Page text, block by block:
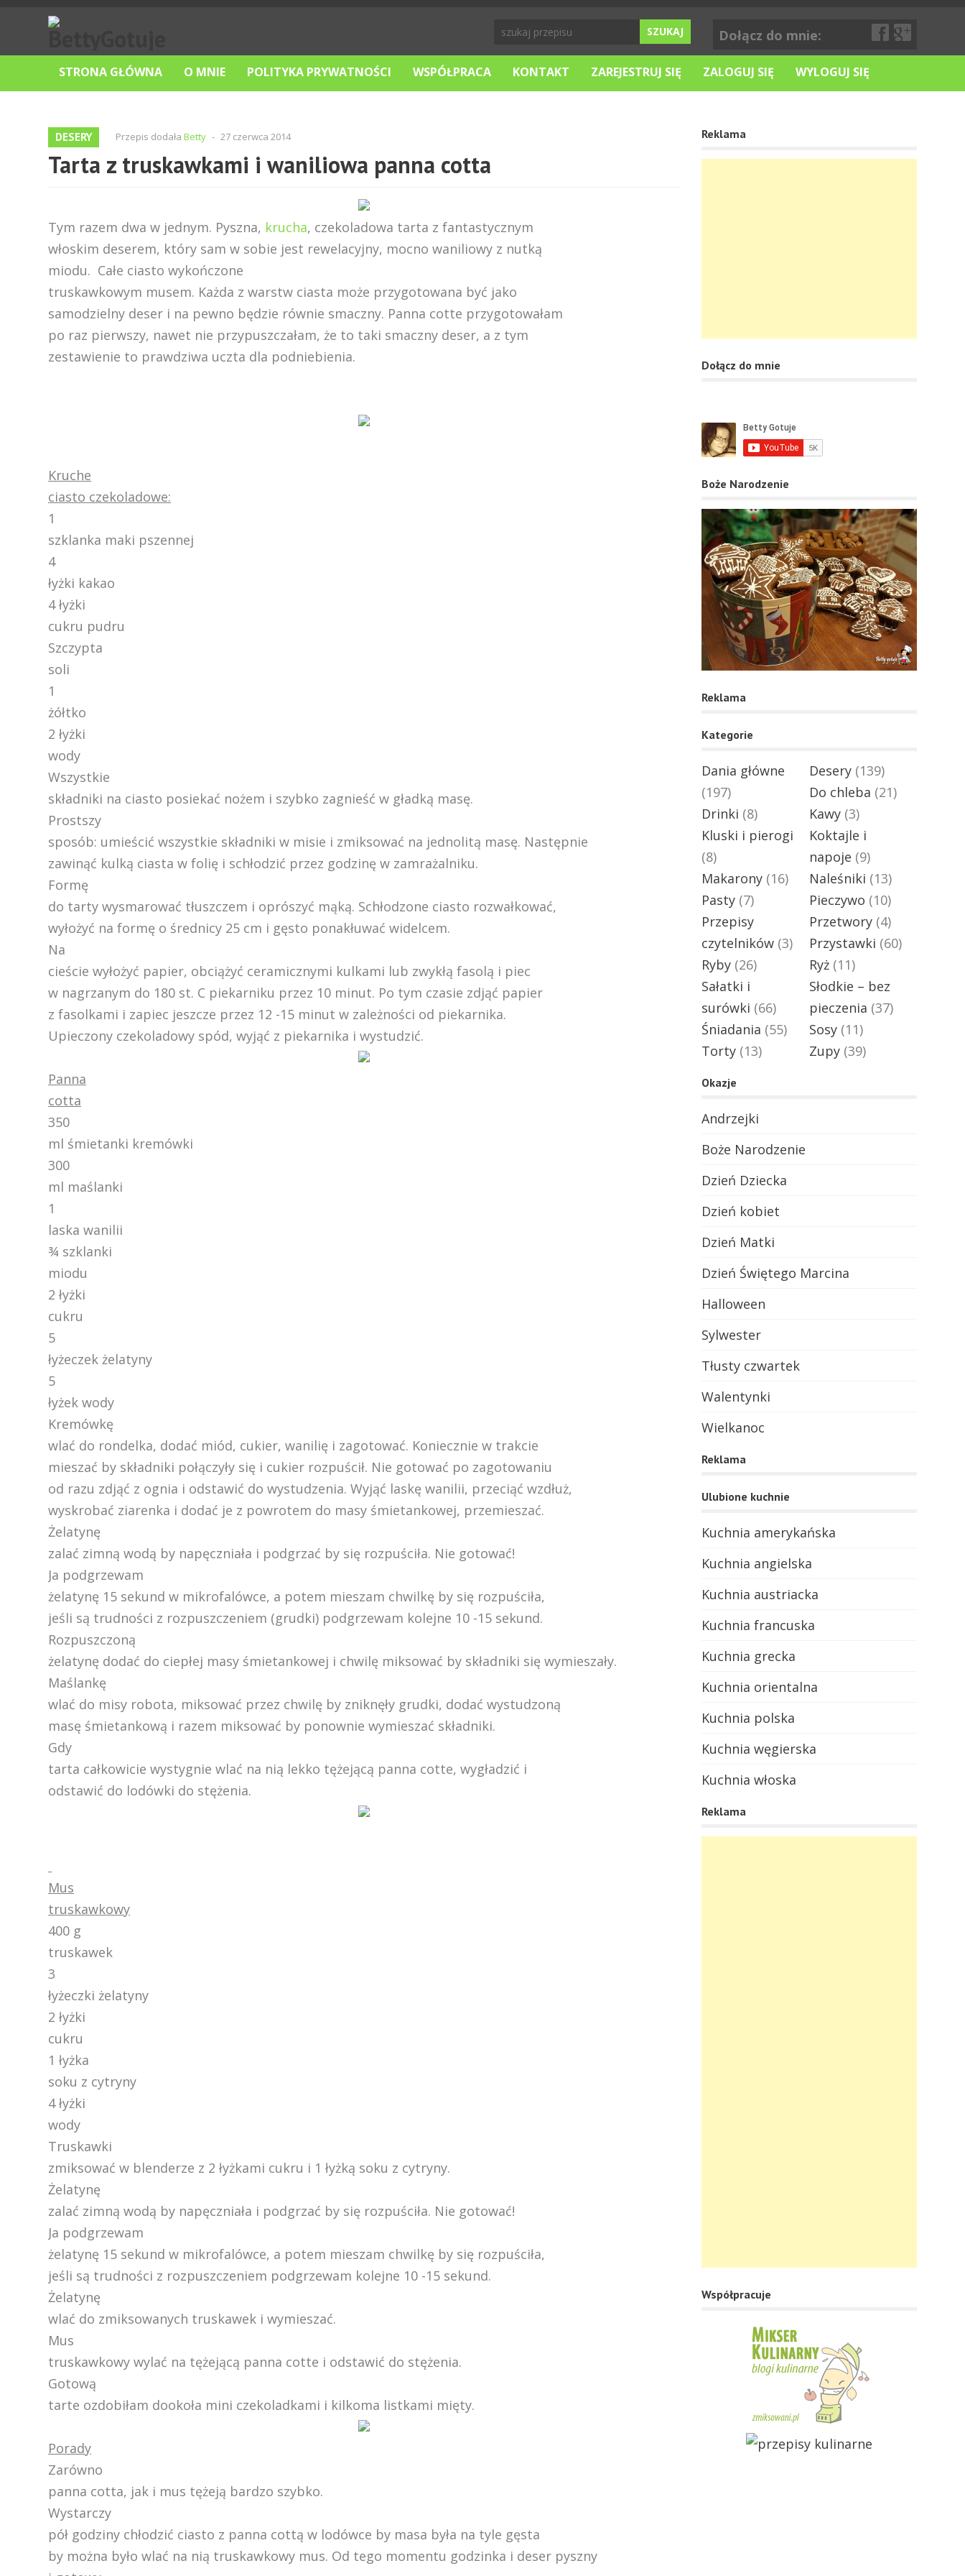
Dołącz do mnie:
STRONA GŁÓWNA O MNIE POLITYKA PRYWATNOŚCI WSPÓŁPRACA KONTAKT ZAREJESTRUJ SIĘ ZALOGUJ SIĘ WYLOGUJ SIĘ
DESERY Przepis dodała Betty - 27 czerwca 2014
Tarta z truskawkami i waniliowa panna cotta
Tym razem dwa w jednym. Pyszna, krucha, czekoladowa tarta z fantastycznym
włoskim deserem, który sam w sobie jest rewelacyjny, mocno waniliowy z nutką
miodu. Całe ciasto wykończone
truskawkowym musem. Każda z warstw ciasta może przygotowana być jako
samodzielny deser i na pewno będzie równie smaczny. Panna cotte przygotowałam
po raz pierwszy, nawet nie przypuszczałam, że to taki smaczny deser, a z tym
zestawienie to prawdziwa uczta dla podniebienia.
Kruche
ciasto czekoladowe:
1
szklanka maki pszennej
4
łyżki kakao
4 łyżki
cukru pudru
Szczypta
soli
1
żółtko
2 łyżki
wody
Wszystkie
składniki na ciasto posiekać nożem i szybko zagnieść w gładką masę.
Prostszy
sposób: umieścić wszystkie składniki w misie i zmiksować na jednolitą masę. Następnie
zawinąć kulką ciasta w folię i schłodzić przez godzinę w zamrażalniku.
Formę
do tarty wysmarować tłuszczem i oprószyć mąką. Schłodzone ciasto rozwałkować,
wyłożyć na formę o średnicy 25 cm i gęsto ponakłuwać widelcem.
Na
cieście wyłożyć papier, obciążyć ceramicznymi kulkami lub zwykłą fasolą i piec
w nagrzanym do 180 st. C piekarniku przez 10 minut. Po tym czasie zdjąć papier
z fasolkami i zapiec jeszcze przez 12 -15 minut w zależności od piekarnika.
Upieczony czekoladowy spód, wyjąć z piekarnika i wystudzić.
Panna
cotta
350
ml śmietanki kremówki
300
ml maślanki
1
laska wanilii
¾ szklanki
miodu
2 łyżki
cukru
5
łyżeczek żelatyny
5
łyżek wody
Kremówkę
wlać do rondelka, dodać miód, cukier, wanilię i zagotować. Koniecznie w trakcie
mieszać by składniki połączyły się i cukier rozpuścił. Nie gotować po zagotowaniu
od razu zdjąć z ognia i odstawić do wystudzenia. Wyjąć laskę wanilii, przeciąć wzdłuż,
wyskrobać ziarenka i dodać je z powrotem do masy śmietankowej, przemieszać.
Żelatynę
zalać zimną wodą by napęczniała i podgrzać by się rozpuściła. Nie gotować!
Ja podgrzewam
żelatynę 15 sekund w mikrofalówce, a potem mieszam chwilkę by się rozpuściła,
jeśli są trudności z rozpuszczeniem (grudki) podgrzewam kolejne 10 -15 sekund.
Rozpuszczoną
żelatynę dodać do ciepłej masy śmietankowej i chwilę miksować by składniki się wymieszały.
Maślankę
wlać do misy robota, miksować przez chwilę by zniknęły grudki, dodać wystudzoną
masę śmietankową i razem miksować by ponownie wymieszać składniki.
Gdy
tarta całkowicie wystygnie wlać na nią lekko tężejącą panna cotte, wygładzić i
odstawić do lodówki do stężenia.
Mus
truskawkowy
400 g
truskawek
3
łyżeczki żelatyny
2 łyżki
cukru
1 łyżka
soku z cytryny
4 łyżki
wody
Truskawki
zmiksować w blenderze z 2 łyżkami cukru i 1 łyżką soku z cytryny.
Żelatynę
zalać zimną wodą by napęczniała i podgrzać by się rozpuściła. Nie gotować!
Ja podgrzewam
żelatynę 15 sekund w mikrofalówce, a potem mieszam chwilkę by się rozpuściła,
jeśli są trudności z rozpuszczeniem podgrzewam kolejne 10 -15 sekund.
Żelatynę
wlać do zmiksowanych truskawek i wymieszać.
Mus
truskawkowy wylać na tężejącą panna cotte i odstawić do stężenia.
Gotową
tarte ozdobiłam dookoła mini czekoladkami i kilkoma listkami mięty.
Porady
Zarówno
panna cotta, jak i mus tężeją bardzo szybko.
Wystarczy
pół godziny chłodzić ciasto z panna cottą w lodówce by masa była na tyle gęsta
by można było wlać na nią truskawkowy mus. Od tego momentu godzinka i deser pyszny
Reklama
Dołącz do mnie
Boże Narodzenie
Reklama
Kategorie
Dania główne
(197)
Desery (139)
Do chleba (21)
Drinki (8) Kawy (3)
Kluski i pierogi
(8)
Koktajle i
napoje (9)
Makarony (16) Naleśniki (13)
Pasty (7) Pieczywo (10)
Przepisy
czytelników (3)
Przetwory (4)
Przystawki (60)
Ryby (26) Ryż (11)
Sałatki i
surówki (66)
Słodkie – bez
pieczenia (37)
Śniadania (55) Sosy (11)
Torty (13) Zupy (39)
Okazje
Andrzejki
Boże Narodzenie
Dzień Dziecka
Dzień kobiet
Dzień Matki
Dzień Świętego Marcina
Halloween
Sylwester
Tłusty czwartek
Walentynki
Wielkanoc
Reklama
Ulubione kuchnie
Kuchnia amerykańska
Kuchnia angielska
Kuchnia austriacka
Kuchnia francuska
Kuchnia grecka
Kuchnia orientalna
Kuchnia polska
Kuchnia węgierska
Kuchnia włoska
Reklama
Współpracuje